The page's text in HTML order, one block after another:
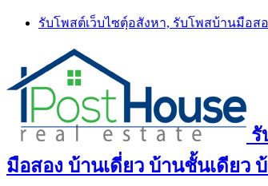
Skip
รับโพสต์เว็บไซตฺ์อสังหา, รับโพสบ้านมือส
รั
มือสอง บ้านเดี่ยว บ้านชั้นเดียว